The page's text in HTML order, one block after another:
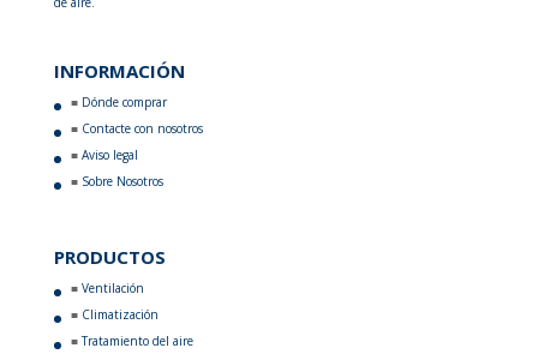
INFORMACIÓN
Dónde comprar
Contacte con nosotros
Aviso legal
Sobre Nosotros
PRODUCTOS
Ventilación
Climatización
Tratamiento del aire